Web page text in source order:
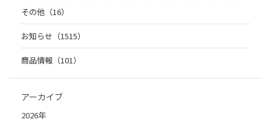
その他（16）
お知らせ（1515）
商品情報（101）
アーカイブ
2026年